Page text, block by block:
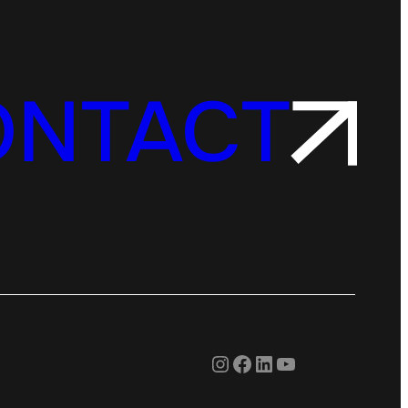
Instagram
Facebook
LinkedIn
YouTube